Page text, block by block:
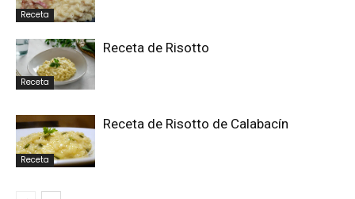
Receta
Receta
Receta de Risotto
Receta
Receta de Risotto de Calabacín